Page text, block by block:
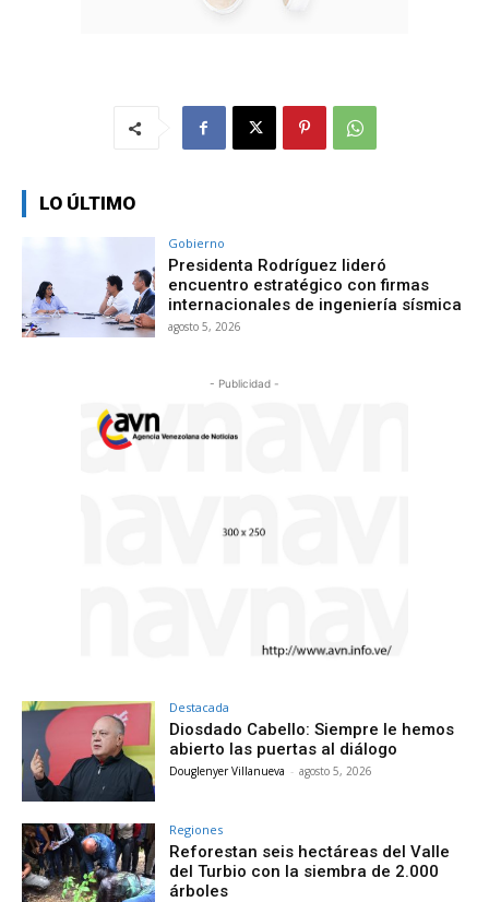
LO ÚLTIMO
Gobierno
Presidenta Rodríguez lideró
encuentro estratégico con firmas
internacionales de ingeniería sísmica
agosto 5, 2026
- Publicidad -
Destacada
Diosdado Cabello: Siempre le hemos
abierto las puertas al diálogo
Douglenyer Villanueva - agosto 5, 2026
Regiones
Reforestan seis hectáreas del Valle
del Turbio con la siembra de 2.000
árboles